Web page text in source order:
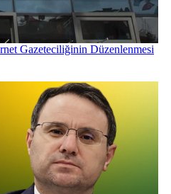
Gazeteciliğinin Düzenlenmesi